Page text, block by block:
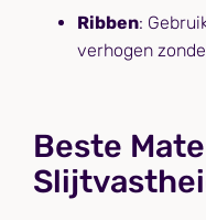
Ribben:
verhogen
Beste